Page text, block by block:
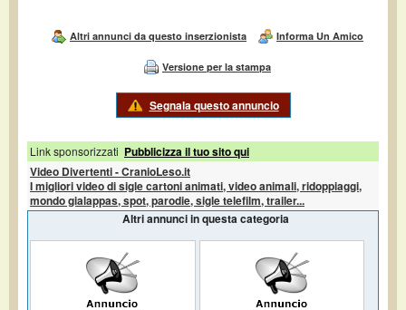
Altri annunci da questo inserzionista Informa Un Amico
Versione per la stampa
Segnala questo annuncio
Link sponsorizzati Pubblicizza il tuo sito qui
Video Divertenti - CranioLeso.it
I migliori video di sigle cartoni animati, video animali, ridoppiaggi,
mondo gialappas, spot, parodie, sigle telefilm, trailer...
Altri annunci in questa categoria